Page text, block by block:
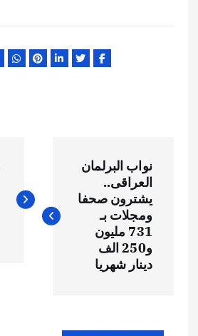
ص
نواب البرلمان
العراقى..
يشترون صحفا
ومجلات بـ
731 مليون
و250 الف
دينار شهريا